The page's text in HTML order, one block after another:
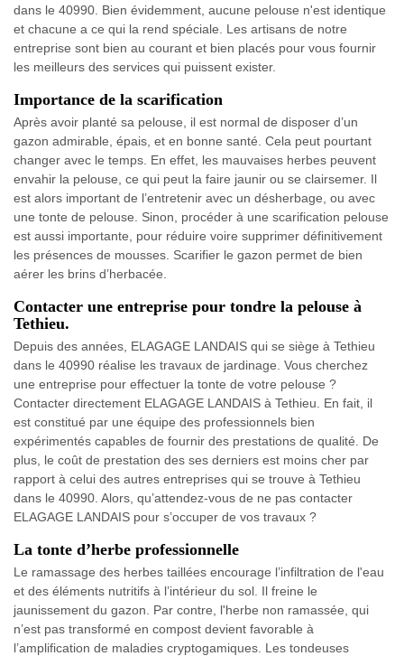
dans le 40990. Bien évidemment, aucune pelouse n'est identique
et chacune a ce qui la rend spéciale. Les artisans de notre
entreprise sont bien au courant et bien placés pour vous fournir
les meilleurs des services qui puissent exister.
Importance de la scarification
Après avoir planté sa pelouse, il est normal de disposer d’un
gazon admirable, épais, et en bonne santé. Cela peut pourtant
changer avec le temps. En effet, les mauvaises herbes peuvent
envahir la pelouse, ce qui peut la faire jaunir ou se clairsemer. Il
est alors important de l’entretenir avec un désherbage, ou avec
une tonte de pelouse. Sinon, procéder à une scarification pelouse
est aussi importante, pour réduire voire supprimer définitivement
les présences de mousses. Scarifier le gazon permet de bien
aérer les brins d’herbacée.
Contacter une entreprise pour tondre la pelouse à
Tethieu.
Depuis des années, ELAGAGE LANDAIS qui se siège à Tethieu
dans le 40990 réalise les travaux de jardinage. Vous cherchez
une entreprise pour effectuer la tonte de votre pelouse ?
Contacter directement ELAGAGE LANDAIS à Tethieu. En fait, il
est constitué par une équipe des professionnels bien
expérimentés capables de fournir des prestations de qualité. De
plus, le coût de prestation des ses derniers est moins cher par
rapport à celui des autres entreprises qui se trouve à Tethieu
dans le 40990. Alors, qu’attendez-vous de ne pas contacter
ELAGAGE LANDAIS pour s’occuper de vos travaux ?
La tonte d’herbe professionnelle
Le ramassage des herbes taillées encourage l’infiltration de l'eau
et des éléments nutritifs à l’intérieur du sol. Il freine le
jaunissement du gazon. Par contre, l'herbe non ramassée, qui
n’est pas transformé en compost devient favorable à
l’amplification de maladies cryptogamiques. Les tondeuses